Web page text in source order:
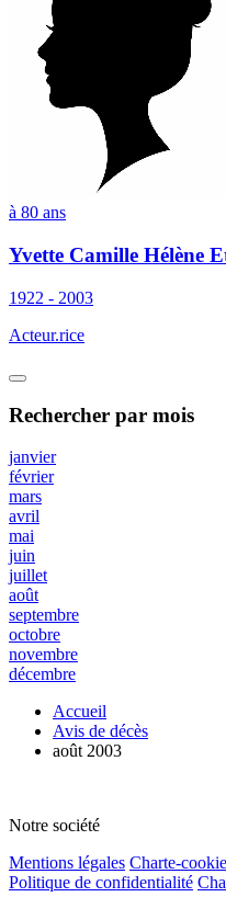
à 80 ans
Yvette Camille Hélène
1922 - 2003
Acteur.rice
Rechercher par mois
janvier
février
mars
avril
mai
juin
juillet
août
septembre
octobre
novembre
décembre
Accueil
Avis de décès
août 2003
Notre société
Mentions légales Charte-
Politique de confidentialité